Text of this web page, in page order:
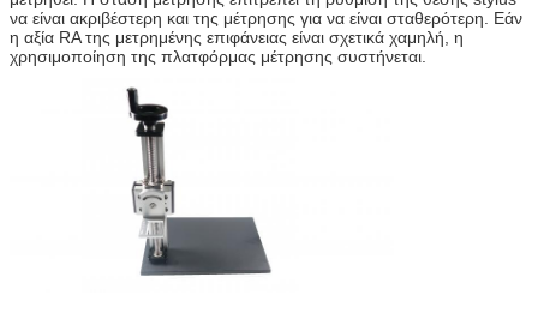
να είναι ακριβέστερη και της μέτρησης για να είναι σταθερότερη. Εάν
η αξία RA της μετρημένης επιφάνειας είναι σχετικά χαμηλή, η
χρησιμοποίηση της πλατφόρμας μέτρησης συστήνεται.